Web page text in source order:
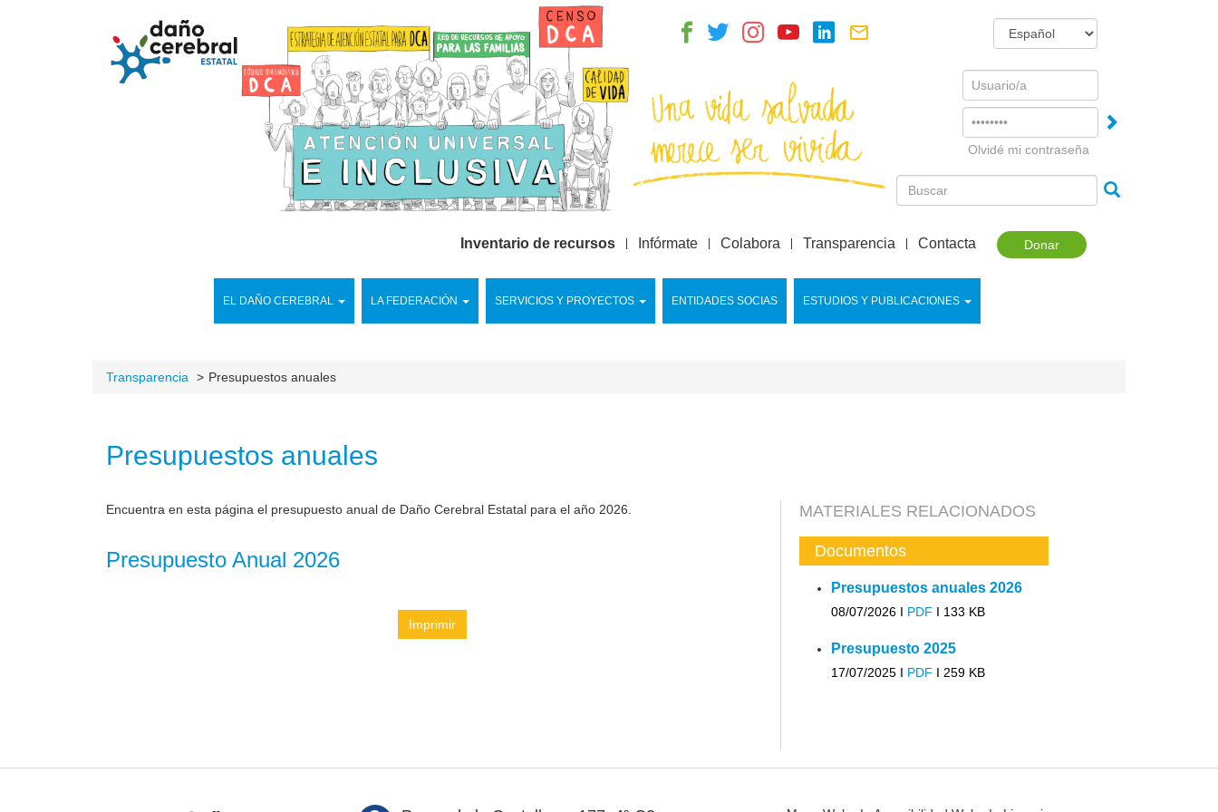
Username
Olvidé mi contraseña
Donar
EL DAÑO CEREBRAL LA FEDERACIÓN SERVICIOS Y PROYECTOS ENTIDADES SOCIAS ESTUDIOS Y PUBLICACIONES
Inventario de recursos Infórmate Colabora Transparencia Contacta
Transparencia Presupuestos anuales
Presupuestos anuales
Encuentra en esta página el presupuesto anual de Daño Cerebral Estatal para el año 2026.
Presupuesto Anual 2026
Imprimir
MATERIALES RELACIONADOS
Documentos
Presupuestos anuales 2026
08/07/2026 I PDF I 133 KB
Presupuesto 2025
17/07/2025 I PDF I 259 KB